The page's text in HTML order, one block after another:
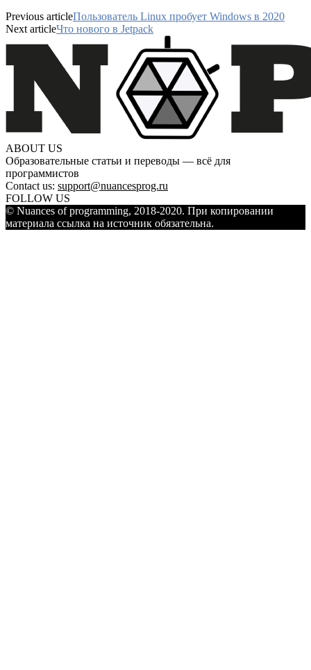
Previous articleПользователь Linux пробует Windows в 2020
Next articleЧто нового в Jetpack
ABOUT US
Образовательные статьи и переводы — всё для
программистов
Contact us: support@nuancesprog.ru
FOLLOW US
© Nuances of programming, 2018-2020. При копировании
материала ссылка на источник обязательна.